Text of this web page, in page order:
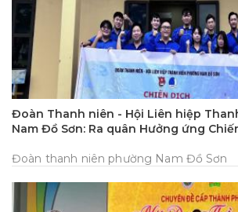
Đoàn Thanh niên - Hội Liên hiệp
Nam Đồ Sơn: Ra quân Hưởng ứng
Đoàn thanh niên phường Nam Đồ Sơn